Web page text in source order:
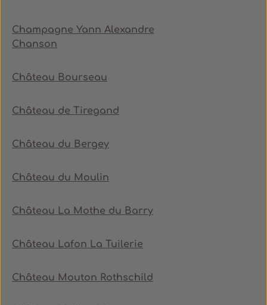
Champagne Yann Alexandre
Chanson
Château Bourseau
Château de Tiregand
Château du Bergey
Château du Moulin
Château La Mothe du Barry
Château Lafon La Tuilerie
Château Mouton Rothschild